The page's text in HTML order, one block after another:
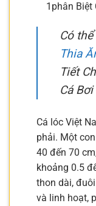
1phân Biệt
Có
Thia
Tiết
Cá
Cá lóc Việt
phải. Một
40 đến 70
khoảng 0.5
thon dài,
và linh hoạt,